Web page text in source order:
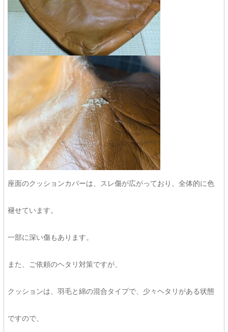
座面のクッションカバーは、スレ傷が広がっており、全体的に色
褪せています。
一部に深い傷もあります。
また、ご依頼のヘタリ対策ですが、
クッションは、羽毛と綿の混合タイプで、少々ヘタリがある状態
ですので、